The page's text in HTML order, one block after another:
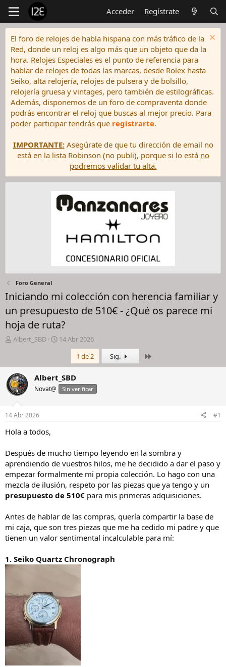
Acceder Regístrate
El foro de relojes de habla hispana con más tráfico de la
Red, donde un reloj es algo más que un objeto que da la
hora. Relojes Especiales es el punto de referencia para
hablar de relojes de todas las marcas, desde Rolex hasta
Seiko, alta relojería, relojes de pulsera y de bolsillo,
relojería gruesa y vintages, pero también de estilográficas.
Además, disponemos de un foro de compraventa donde
podrás encontrar el reloj que buscas al mejor precio. Para
poder participar tendrás que registrarte.
IMPORTANTE:Asegúrate de que tu dirección de email no
está en la lista Robinson (no publi), porque si lo está no
podremos validar tu alta.
Foro General
Iniciando mi colección con herencia familiar y
un presupuesto de 510€ - ¿Qué os parece mi
hoja de ruta?
I
c
i
a
d
o
r
d
e
i
l
o
Albert_SBD
F
h
a
d
e
i
14 Abr 2026
1 de 2
Sig.
Albert_SBD
Novat@ Sin verificar
14 Abr 2026 #1
Hola a todos,
Después de mucho tiempo leyendo en la sombra y
aprendiendo de vuestros hilos, me he decidido a dar el paso y
empezar formalmente mi propia colección. Lo hago con una
mezcla de ilusión, respeto por las piezas que ya tengo y un
presupuesto de 510€ para mis primeras adquisiciones.
Antes de hablar de las compras, quería compartir la base de
mi caja, que son tres piezas que me ha cedido mi padre y que
tienen un valor sentimental incalculable para mí:
1. Seiko Quartz Chronograph